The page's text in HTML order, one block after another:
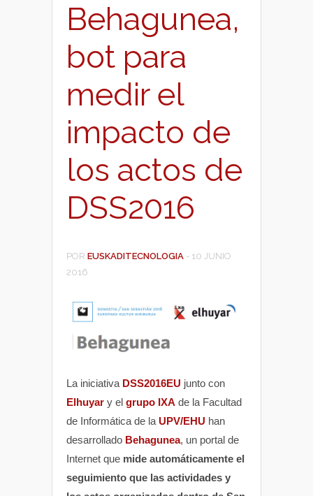
Behagunea,
bot para
medir el
impacto de
los actos de
DSS2016
POR EUSKADITECNOLOGIA - 10 JUNIO
2016
La iniciativa DSS2016EU junto con
Elhuyar y el grupo IXA de la Facultad
de Informática de la UPV/EHU han
desarrollado Behagunea, un portal de
Internet que mide automáticamente el
seguimiento que las actividades y